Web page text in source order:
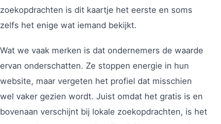
zoekopdrachten is dit kaartje het eerste en soms
zelfs het enige wat iemand bekijkt.
Wat we vaak merken is dat ondernemers de waarde
ervan onderschatten. Ze stoppen energie in hun
website, maar vergeten het profiel dat misschien
wel vaker gezien wordt. Juist omdat het gratis is en
bovenaan verschijnt bij lokale zoekopdrachten, is het